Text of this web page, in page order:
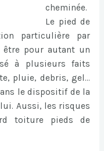
cheminée.
Le pied de
particulière par
être pour autant un
à plusieurs faits
pluie, debris, gel…
le dispositif de la
Aussi, les risques
toiture pieds de